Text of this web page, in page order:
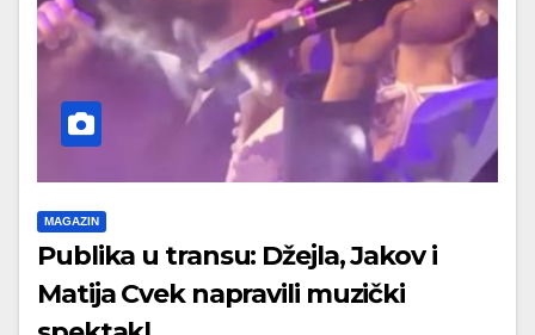
MAGAZIN
Publika u transu: Džejla, Jakov i
Matija Cvek napravili muzički